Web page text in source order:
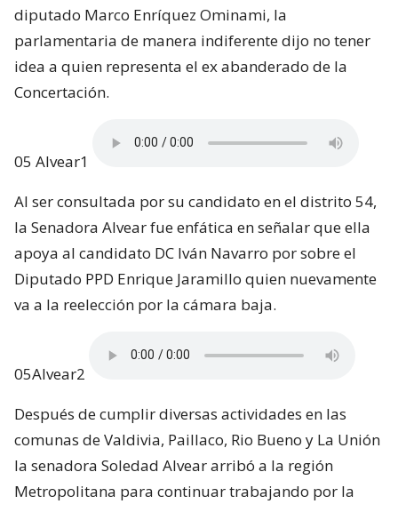
diputado Marco Enríquez Ominami, la
parlamentaria de manera indiferente dijo no tener
idea a quien representa el ex abanderado de la
Concertación.
05 Alvear1
Al ser consultada por su candidato en el distrito 54,
la Senadora Alvear fue enfática en señalar que ella
apoya al candidato DC Iván Navarro por sobre el
Diputado PPD Enrique Jaramillo quien nuevamente
va a la reelección por la cámara baja.
05Alvear2
Después de cumplir diversas actividades en las
comunas de Valdivia, Paillaco, Rio Bueno y La Unión
la senadora Soledad Alvear arribó a la región
Metropolitana para continuar trabajando por la